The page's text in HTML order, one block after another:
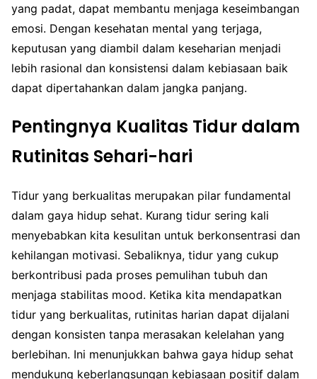
yang padat, dapat membantu menjaga keseimbangan
emosi. Dengan kesehatan mental yang terjaga,
keputusan yang diambil dalam keseharian menjadi
lebih rasional dan konsistensi dalam kebiasaan baik
dapat dipertahankan dalam jangka panjang.
Pentingnya Kualitas Tidur dalam
Rutinitas Sehari-hari
Tidur yang berkualitas merupakan pilar fundamental
dalam gaya hidup sehat. Kurang tidur sering kali
menyebabkan kita kesulitan untuk berkonsentrasi dan
kehilangan motivasi. Sebaliknya, tidur yang cukup
berkontribusi pada proses pemulihan tubuh dan
menjaga stabilitas mood. Ketika kita mendapatkan
tidur yang berkualitas, rutinitas harian dapat dijalani
dengan konsisten tanpa merasakan kelelahan yang
berlebihan. Ini menunjukkan bahwa gaya hidup sehat
mendukung keberlangsungan kebiasaan positif dalam